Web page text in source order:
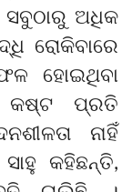
ଅଧିକ
ରୋକିବାରେ
ହୋଇଥିବା
କଷ୍ଟ ପ୍ରତି
ନାହିଁ
କହିଛନ୍ତି,